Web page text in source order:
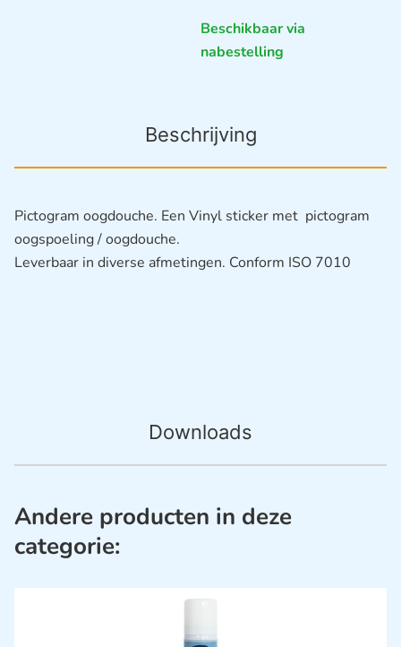
Beschikbaar via
nabestelling
Beschrijving
Downloads
Pictogram oogdouche. Een Vinyl sticker met pictogram
oogspoeling / oogdouche.
Leverbaar in diverse afmetingen. Conform ISO 7010
Andere producten in deze
categorie: